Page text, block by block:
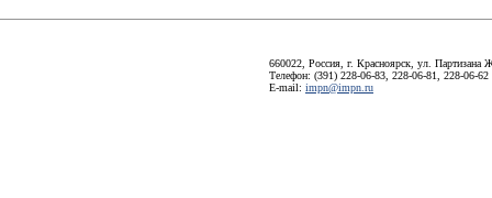
660022, Россия, г. Красноярск, ул. Партизана
Телефон: (391) 228-06-83, 228-06-81, 228-06-62
E-mail: impn@impn.ru